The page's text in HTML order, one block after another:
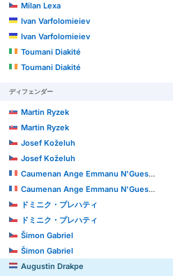
Milan Lexa
Ivan Varfolomieiev
Ivan Varfolomieiev
Toumani Diakité
Toumani Diakité
ディフェンダー
Martin Ryzek
Martin Ryzek
Josef Koželuh
Josef Koželuh
Caumenan Ange Emmanu N'Guessan
Caumenan Ange Emmanu N'Guessan
ドミニク・プレハティ
ドミニク・プレハティ
Šimon Gabriel
Šimon Gabriel
Augustin Drakpe